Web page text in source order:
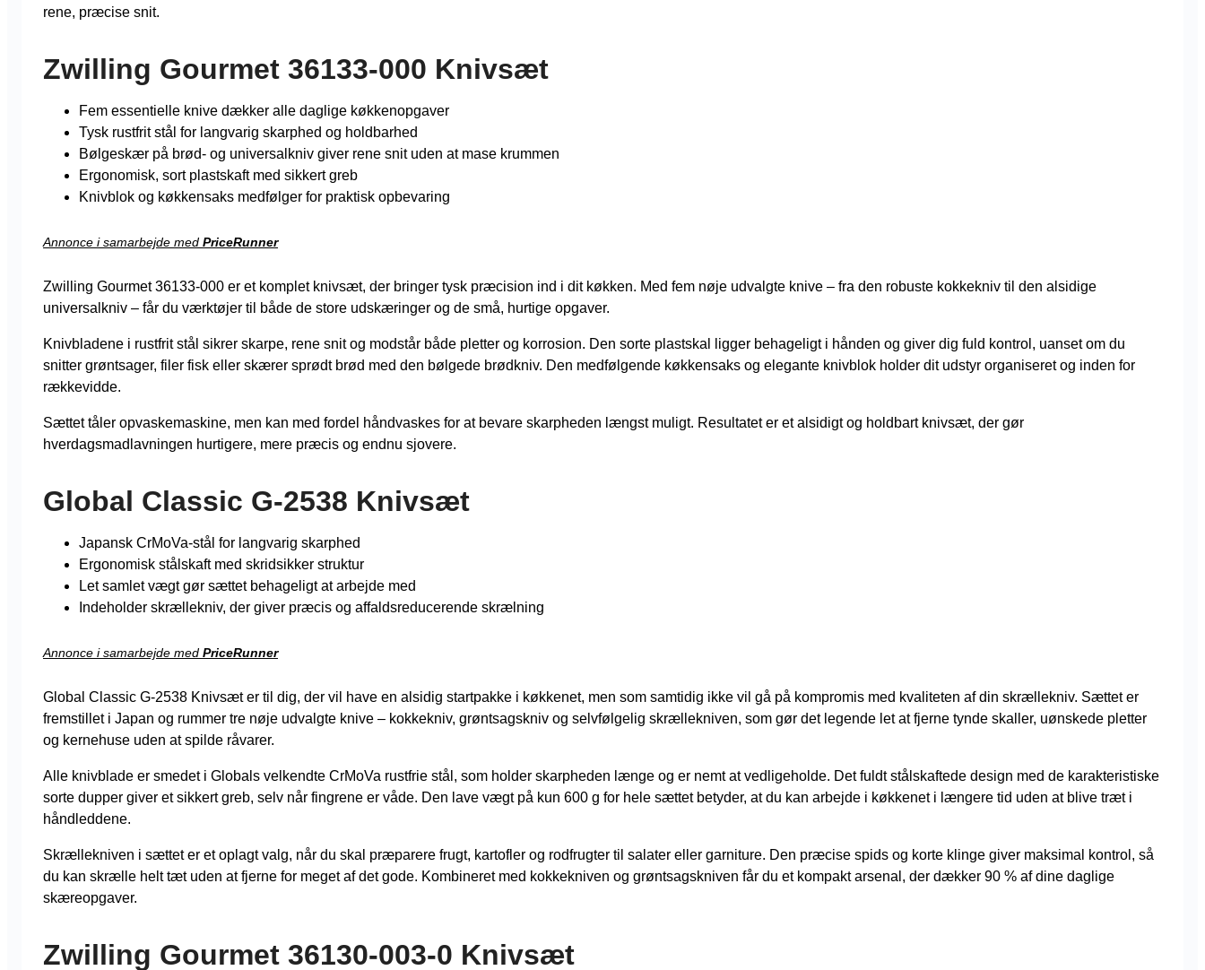
rene, præcise snit.
Zwilling Gourmet 36133-000 Knivsæt
Fem essentielle knive dækker alle daglige køkkenopgaver
Tysk rustfrit stål for langvarig skarphed og holdbarhed
Bølgeskær på brød- og universalkniv giver rene snit uden at mase krummen
Ergonomisk, sort plastskaft med sikkert greb
Knivblok og køkkensaks medfølger for praktisk opbevaring
Annonce i samarbejde med PriceRunner
Zwilling Gourmet 36133-000 er et komplet knivsæt, der bringer tysk præcision ind i dit køkken. Med fem nøje udvalgte knive – fra den robuste kokkekniv til den alsidige
universalkniv – får du værktøjer til både de store udskæringer og de små, hurtige opgaver.
Knivbladene i rustfrit stål sikrer skarpe, rene snit og modstår både pletter og korrosion. Den sorte plastskal ligger behageligt i hånden og giver dig fuld kontrol, uanset om du
snitter grøntsager, filer fisk eller skærer sprødt brød med den bølgede brødkniv. Den medfølgende køkkensaks og elegante knivblok holder dit udstyr organiseret og inden for
rækkevidde.
Sættet tåler opvaskemaskine, men kan med fordel håndvaskes for at bevare skarpheden længst muligt. Resultatet er et alsidigt og holdbart knivsæt, der gør
hverdagsmadlavningen hurtigere, mere præcis og endnu sjovere.
Global Classic G-2538 Knivsæt
Japansk CrMoVa-stål for langvarig skarphed
Ergonomisk stålskaft med skridsikker struktur
Let samlet vægt gør sættet behageligt at arbejde med
Indeholder skrællekniv, der giver præcis og affaldsreducerende skrælning
Annonce i samarbejde med PriceRunner
Global Classic G-2538 Knivsæt er til dig, der vil have en alsidig startpakke i køkkenet, men som samtidig ikke vil gå på kompromis med kvaliteten af din skrællekniv. Sættet er
fremstillet i Japan og rummer tre nøje udvalgte knive – kokkekniv, grøntsagskniv og selvfølgelig skrællekniven, som gør det legende let at fjerne tynde skaller, uønskede pletter
og kernehuse uden at spilde råvarer.
Alle knivblade er smedet i Globals velkendte CrMoVa rustfrie stål, som holder skarpheden længe og er nemt at vedligeholde. Det fuldt stålskaftede design med de karakteristiske
sorte dupper giver et sikkert greb, selv når fingrene er våde. Den lave vægt på kun 600 g for hele sættet betyder, at du kan arbejde i køkkenet i længere tid uden at blive træt i
håndleddene.
Skrællekniven i sættet er et oplagt valg, når du skal præparere frugt, kartofler og rodfrugter til salater eller garniture. Den præcise spids og korte klinge giver maksimal kontrol, så
du kan skrælle helt tæt uden at fjerne for meget af det gode. Kombineret med kokkekniven og grøntsagskniven får du et kompakt arsenal, der dækker 90 % af dine daglige
skæreopgaver.
Zwilling Gourmet 36130-003-0 Knivsæt